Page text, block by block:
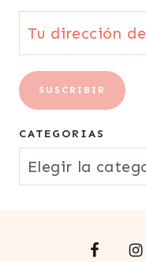
Tu
dirección
de
correo
electrónico
{Email}
SUSCRIBIR
CATEGORIAS
CATEGORIAS